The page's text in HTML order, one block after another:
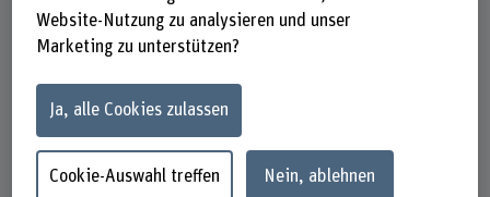
Website-Nutzung zu analysieren und unser
Marketing zu unterstützen?
Ja, alle Cookies zulassen
Cookie-Auswahl treffen Nein, ablehnen